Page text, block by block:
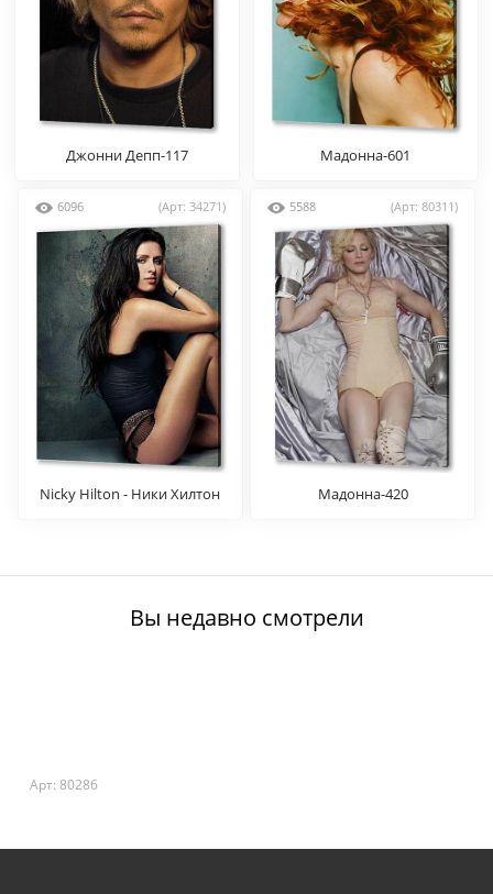
Джонни Депп-117 Мадонна-601
6096 (Арт: 34271)
Nicky Hilton - Ники Хилтон
5588 (Арт: 80311)
Мадонна-420
Вы недавно смотрели
Арт: 80286